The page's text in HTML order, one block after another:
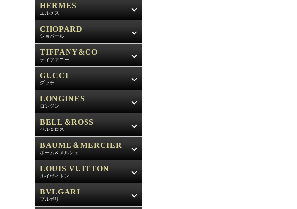
HERMES
エルメス
CHOPARD
ショパール
TIFFANY&CO
ティファニー
GUCCI
グッチ
LONGINES
ロンジン
BELL＆ROSS
ベル＆ロス
BAUME＆MERCIER
ボーム＆メルシェ
LOUIS VUITTON
ルイヴィトン
BVLGARI
ブルガリ